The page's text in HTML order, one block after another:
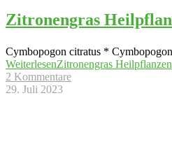
Zitronengras
Cymbopogon citratus *
WeiterlesenZitronengras
2 Kommentare
29. Juli 2023